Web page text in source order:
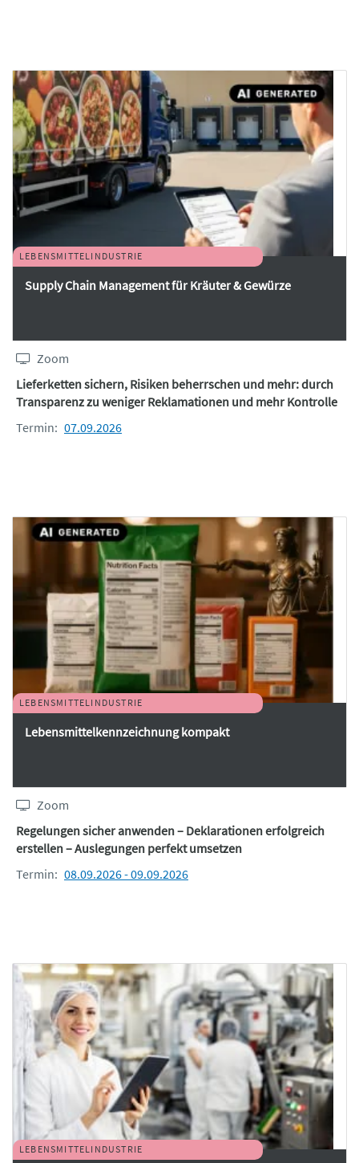
LEBENSMITTELINDUSTRIE
Supply Chain Management für Kräuter & Gewürze
Zoom
Lieferketten sichern, Risiken beherrschen und mehr: durch
Transparenz zu weniger Reklamationen und mehr Kontrolle
Termin: 07.09.2026
LEBENSMITTELINDUSTRIE
Lebensmittelkennzeichnung kompakt
Zoom
Regelungen sicher anwenden – Deklarationen erfolgreich
erstellen – Auslegungen perfekt umsetzen
Termin: 08.09.2026 - 09.09.2026
LEBENSMITTELINDUSTRIE